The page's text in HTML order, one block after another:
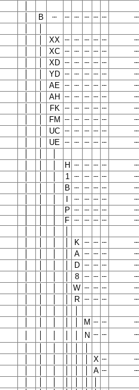
B ┄ ┄ ┄ ┄ ┄ ┄ ┄
XX ┄ ┄ ┄ ┄ ┄ ┄
XC ┄ ┄ ┄ ┄ ┄ ┄
XD ┄ ┄ ┄ ┄ ┄ ┄
YD ┄ ┄ ┄ ┄ ┄ ┄
AE ┄ ┄ ┄ ┄ ┄ ┄
AH ┄ ┄ ┄ ┄ ┄ ┄
FK ┄ ┄ ┄ ┄ ┄ ┄
FM ┄ ┄ ┄ ┄ ┄ ┄
UC ┄ ┄ ┄ ┄ ┄ ┄
UE ┄ ┄ ┄ ┄ ┄ ┄
H ┄ ┄ ┄ ┄ ┄
1 ┄ ┄ ┄ ┄ ┄
B ┄ ┄ ┄ ┄ ┄
┄ ┄ ┄ ┄ ┄
P ┄ ┄ ┄ ┄ ┄
F ┄ ┄ ┄ ┄ ┄
K ┄ ┄ ┄ ┄
A ┄ ┄ ┄ ┄
D ┄ ┄ ┄ ┄
8 ┄ ┄ ┄ ┄
W ┄ ┄ ┄ ┄
R ┄ ┄ ┄ ┄
M ┄ ┄ ┄
N ┄ ┄ ┄
X ┄ ┄
A ┄ ┄